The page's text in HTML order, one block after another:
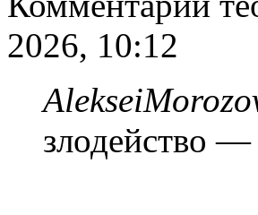
2026, 10:12
злодейство